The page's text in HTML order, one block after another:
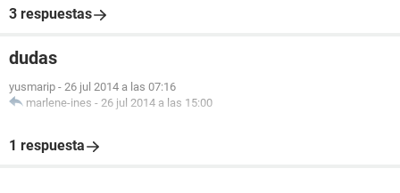
3 respuestas
dudas
yusmarip - 26 jul 2014 a las 07:16
marlene-ines - 26 jul 2014 a las 15:00
1 respuesta